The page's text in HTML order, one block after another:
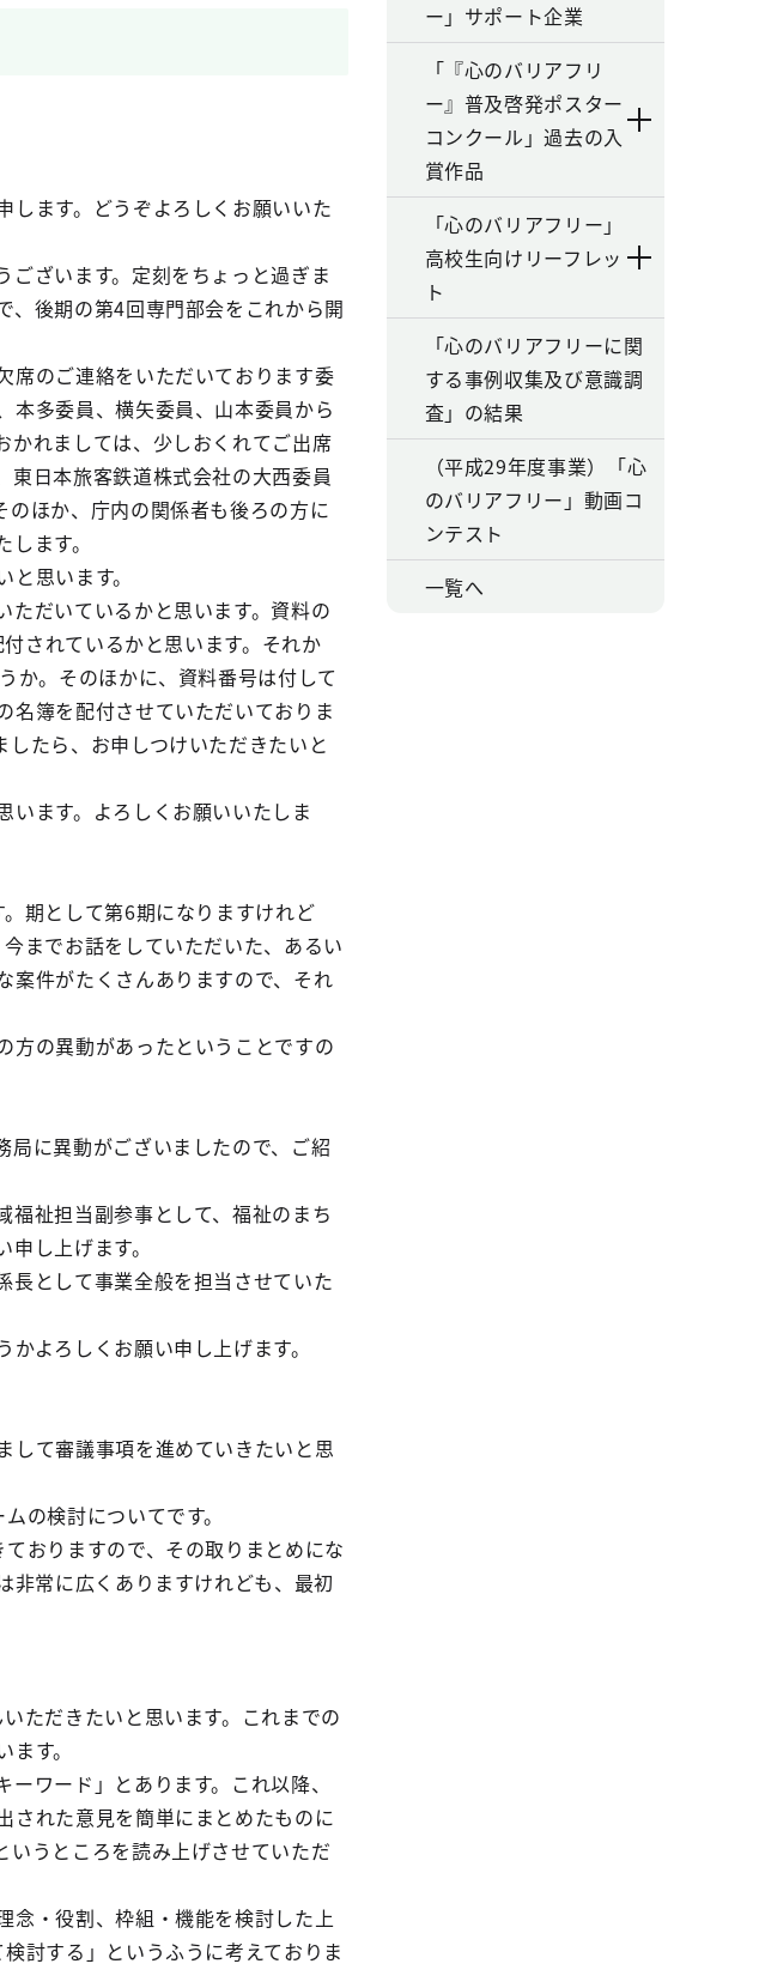
ます。どうぞよろしくお願いいた
ざいます。定刻をちょっと過ぎま
、後期の第4回専門部会をこれから開
席のご連絡をいただいております委
本多委員、横矢委員、山本委員から
かれましては、少しおくれてご出席
東日本旅客鉄道株式会社の大西委員
のほか、庁内の関係者も後ろの方に
ます。
思います。
だいているかと思います。資料の
されているかと思います。それか
か。そのほかに、資料番号は付して
名簿を配付させていただいておりま
たら、お申しつけいただきたいと
ます。よろしくお願いいたしま
期として第6期になりますけれど
までお話をしていただいた、あるい
案件がたくさんありますので、それ
方の異動があったということですの
に異動がございましたので、ご紹
祉担当副参事として、福祉のまち
し上げます。
として事業全般を担当させていた
よろしくお願い申し上げます。
して審議事項を進めていきたいと思
の検討についてです。
おりますので、その取りまとめにな
非常に広くありますけれども、最初
ただきたいと思います。これまでの
す。
ワード」とあります。これ以降、
れた意見を簡単にまとめたものに
いうところを読み上げさせていただ
念・役割、枠組・機能を検討した上
討する」というふうに考えておりま
ー」サポート企業
「『心のバリアフリ
ー』普及啓発ポスター
コンクール」過去の入
賞作品
「心のバリアフリー」
高校生向けリーフレッ
ト
「心のバリアフリーに関
する事例収集及び意識調
査」の結果
（平成29年度事業）「心
のバリアフリー」動画コ
ンテスト
一覧へ